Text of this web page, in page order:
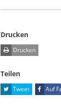
Drucken
Drucken
Teilen
Tweet Auf